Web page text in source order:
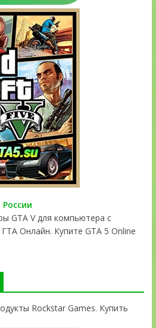
GTA V для компьютера с
Онлайн. Купите GTA 5 Online
Rockstar Games. Купить